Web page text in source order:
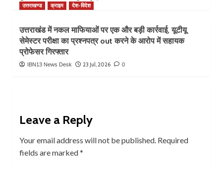
उत्तराखण्ड क्राइम देश-विदेश
उत्तराखंड में नकल माफियाओं पर एक और बड़ी कार्रवाई, यूटीयू
सेमेस्टर परीक्षा का प्रश्नपत्र out करने के आरोप में सहायक
प्रोफेसर गिरफ्तार
IBN13 News Desk 23 Jul, 2026 0
Leave a Reply
Your email address will not be published. Required
fields are marked*